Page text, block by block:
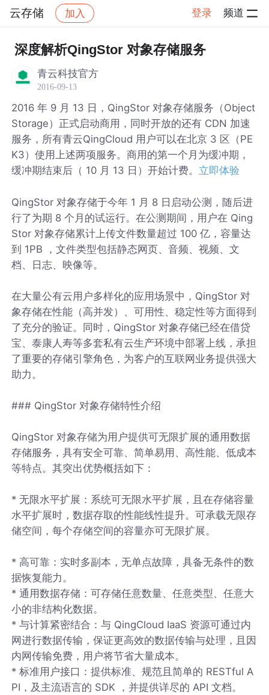
云存储 加入 登录 频道
社区 云存储 帖子详情
深度解析QingStor 对象存储服务
青云科技官方
2016-09-13
2016 年 9 月 13 日，QingStor 对象存储服务（Object
Storage）正式启动商用，同时开放的还有 CDN 加速
服务，所有青云QingCloud 用户可以在北京 3 区（PE
K3）使用上述两项服务。商用的第一个月为缓冲期，
缓冲期结束后（ 10 月 13 日）开始计费。 立即体验
QingStor 对象存储于今年 1 月 8 日启动公测，随后进
行了为期 8 个月的试运行。在公测期间，用户在 Qing
Stor 对象存储累计上传文件数量超过 100 亿，容量达
到 1PB ，文件类型包括静态网页、音频、视频、文
档、日志、映像等。
在大量公有云用户多样化的应用场景中，QingStor 对
象存储在性能（高并发）、可用性、稳定性等方面得到
了充分的验证。同时，QingStor 对象存储已经在借贷
宝、泰康人寿等多套私有云生产环境中部署上线，承担
了重要的存储引擎角色，为客户的互联网业务提供强大
助力。
### QingStor 对象存储特性介绍
QingStor 对象存储为用户提供可无限扩展的通用数据
存储服务，具有安全可靠、简单易用、高性能、低成本
等特点。其突出优势概括如下：
* 无限水平扩展：系统可无限水平扩展，且在存储容量
水平扩展时，数据存取的性能线性提升。可承载无限存
储空间，每个存储空间的容量亦可无限扩展。
* 高可靠：实时多副本，无单点故障，具备无条件的数
据恢复能力。
* 通用数据存储：可存储任意数量、任意类型、任意大
小的非结构化数据。
* 与计算紧密结合：与 QingCloud IaaS 资源可通过内
网进行数据传输，保证更高效的数据传输与处理，且因
内网传输免费，用户将节省大量成本。
* 标准用户接口：提供标准、规范且简单的 RESTful A
PI，及主流语言的 SDK ，并提供详尽的 API 文档。